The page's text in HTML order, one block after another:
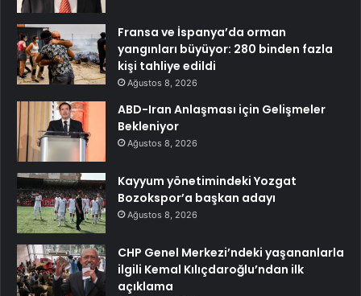
Fransa ve İspanya’da orman
yangınları büyüyor: 280 binden fazla
kişi tahliye edildi
Ağustos 8, 2026
ABD-Iran Anlaşması için Gelişmeler
Bekleniyor
Ağustos 8, 2026
Kayyum yönetimindeki Yozgat
Bozokspor’a başkan adayı
Ağustos 8, 2026
CHP Genel Merkezi’ndeki yaşananlarla
ilgili Kemal Kılıçdaroğlu’ndan ilk
açıklama